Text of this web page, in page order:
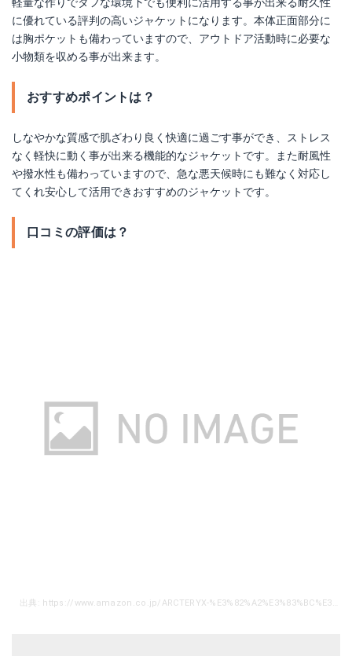
に優れている評判の高いジャケットになります。本体正面部分に
は胸ポケットも備わっていますので、アウトドア活動時に必要な
小物類を収める事が出来ます。
おすすめポイントは？
しなやかな質感で肌ざわり良く快適に過ごす事ができ、ストレス
なく軽快に動く事が出来る機能的なジャケットです。また耐風性
や撥水性も備わっていますので、急な悪天候時にも難なく対応し
てくれ安心して活用できおすすめのジャケットです。
口コミの評価は？